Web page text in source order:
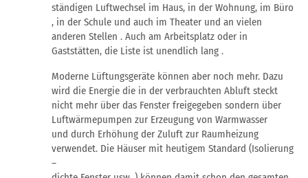
ständigen Luftwechsel im Haus, in der Wohnung, im Büro
, in der Schule und auch im Theater und an vielen
anderen Stellen . Auch am Arbeitsplatz oder in
Gaststätten, die Liste ist unendlich lang .
Moderne Lüftungsgeräte können aber noch mehr. Dazu
wird die Energie die in der verbrauchten Abluft steckt
nicht mehr über das Fenster freigegeben sondern über
Luftwärmepumpen zur Erzeugung von Warmwasser
und durch Erhöhung der Zuluft zur Raumheizung
verwendet. Die Häuser mit heutigem Standard (Isolierung
–